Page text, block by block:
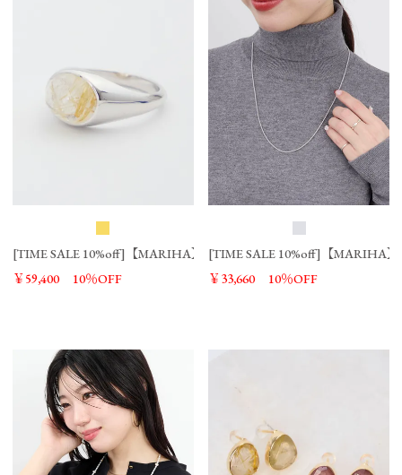
[TIME SALE 10%off]【MARIHA】ゴールドルチルクウォーツリング-
￥59,400
10％OFF
[TIME SALE 10%off]【MARIHA】
￥33,660
10％OFF